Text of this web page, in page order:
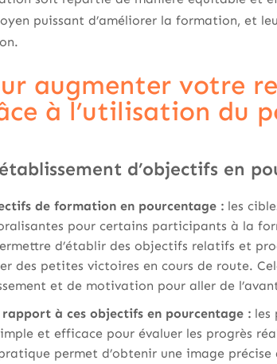
puissant d’améliorer la formation, et
augmenter votre
à l’utilisation du
d’objectifs en
de formation en pourcentage : les
pour certains participants à la
d’établir des objectifs relatifs et
des petites victoires en cours de route.
et de motivation pour aller de
à ces objectifs en pourcentage : les
et efficace pour évaluer les progrès
permet d’obtenir une image précise